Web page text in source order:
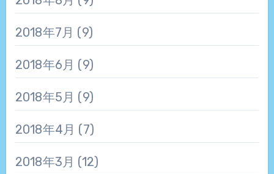
2018年7月 (9)
2018年6月 (9)
2018年5月 (9)
2018年4月 (7)
2018年3月 (12)